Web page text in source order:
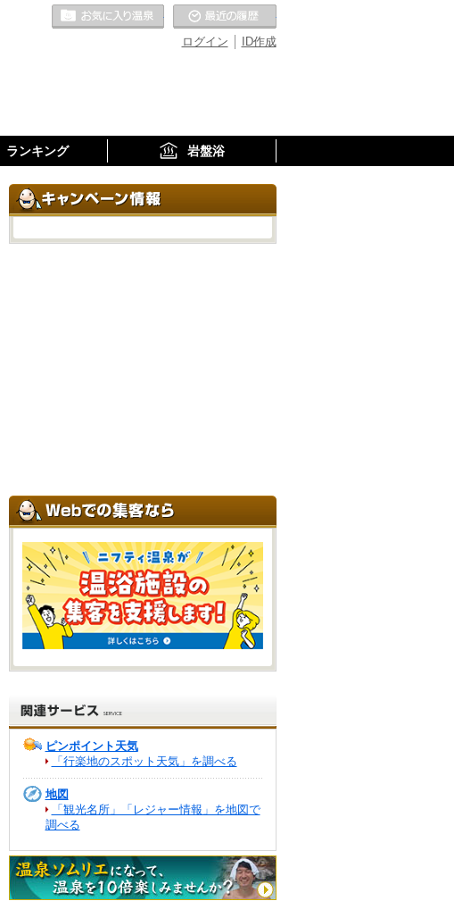
ID作成
ログイン
お気に入りの温泉
ランキング 岩盤浴
ピンポイント天気
「行楽地のスポット天気」を調べる
地図
「観光名所」「レジャー情報」を地図で
調べる